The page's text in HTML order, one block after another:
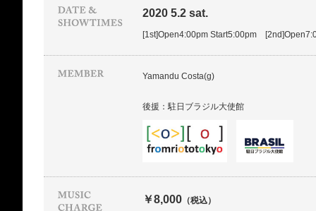
2020 5.2 sat.
[1st]Open4:00pm Start5:00pm
Yamandu Costa(g)
後援：駐日ブラジル大使館
￥8,000 （税込）